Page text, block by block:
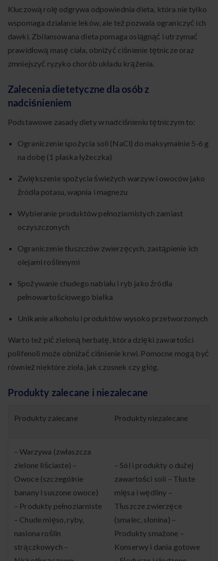
Kluczową rolę odgrywa odpowiednia dieta, która nie tylko
wspomaga działanie leków, ale też pozwala ograniczyć ich
dawki. Zbilansowana dieta pomaga osiągnąć i utrzymać
prawidłową masę ciała, obniżyć ciśnienie tętnicze oraz
zmniejszyć ryzyko chorób układu krążenia.
Zalecenia dietetyczne dla osób z
nadciśnieniem
Podstawowe zasady diety w nadciśnieniu tętniczym to:
Ograniczenie spożycia soli (NaCl) do maksymalnie 5-6 g
na dobę (1 płaska łyżeczka)
Zwiększenie spożycia świeżych warzyw i owoców jako
źródła potasu, wapnia i magnezu
Wybieranie produktów pełnoziarnistych zamiast
oczyszczonych
Ograniczenie tłuszczów zwierzęcych, zastąpienie ich
olejami roślinnymi
Spożywanie chudego nabiału i ryb jako źródła
pełnowartościowego białka
Unikanie alkoholu i produktów wysoko przetworzonych
Warto też pić zieloną herbatę, która dzięki zawartości
polifenoli może obniżać ciśnienie krwi. Pomocne mogą być
również niektóre zioła, jak czosnek czy głóg.
Produkty zalecane i niezalecane
Produkty zalecane Produkty niezalecane
– Warzywa (zwłaszcza
zielone liściaste) –
Owoce (szczególnie
banany i suszone owoce)
– Produkty pełnoziarniste
– Chude mięso, ryby,
nasiona roślin
strączkowych –
– Sól i produkty o dużej
zawartości soli – Tłuste
mięsa i wędliny –
Tłuszcze zwierzęce
(smalec, słonina) –
Produkty smażone –
Konserwy i dania gotowe